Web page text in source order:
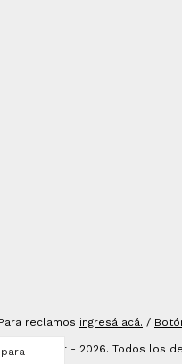
para
reclamos ingresá acá. /
Hogar - 2026. Todos los